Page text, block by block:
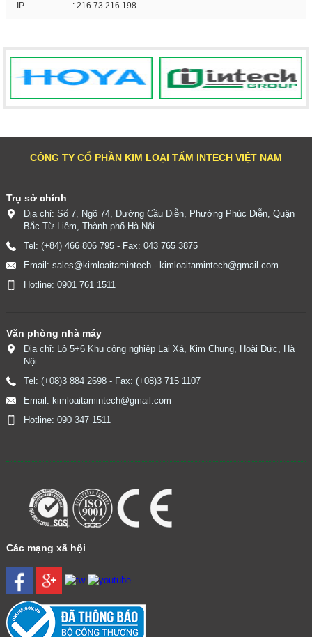
IP
: 216.73.216.198
CÔNG TY CỔ PHẦN KIM LOẠI TẤM INTECH VIỆT NAM
Trụ sở chính
Địa chỉ: Số 7, Ngõ 74, Đường Cầu Diễn, Phường Phúc Diễn, Quận
Bắc Từ Liêm, Thành phố Hà Nội
Tel: (+84) 466 806 795 - Fax: 043 765 3875
Email: sales@kimloaitamintech - kimloaitamintech@gmail.com
Hotline: 0901 761 1511
Văn phòng nhà máy
Địa chỉ: Lô 5+6 Khu công nghiệp Lai Xá, Kim Chung, Hoài Đức, Hà
Nội
Tel: (+08)3 884 2698 - Fax: (+08)3 715 1107
Email: kimloaitamintech@gmail.com
Hotline: 090 347 1511
Các mạng xã hội